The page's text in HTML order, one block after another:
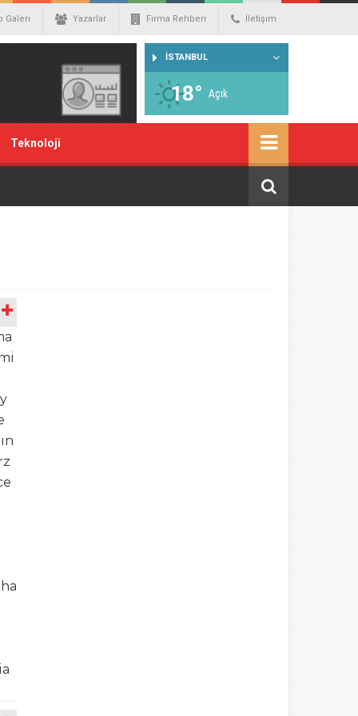
Galeri Yazarlar Firma Rehberi İletişim
İSTANBUL
18° Açık
Teknoloji